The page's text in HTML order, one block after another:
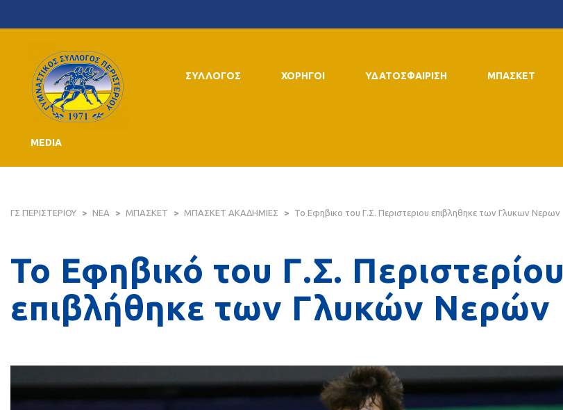
ΣΥΛΛΟΓΟΣ ΧΟΡΗΓΟΙ ΥΔΑΤΟΣΦΑΙΡΙΣΗ ΜΠΑΣΚΕΤ
MEDIA
ΓΣ ΠΕΡΙΣΤΕΡΙΟΥ > ΝΕΑ > ΜΠΑΣΚΕΤ > ΜΠΑΣΚΕΤ ΑΚΑΔΗΜΙΕΣ > Το Εφηβικο του Γ.Σ. Περιστεριου επιβληθηκε των Γλυκων Νερων
Το Εφηβικό του Γ.Σ. Περιστερίου
επιβλήθηκε των Γλυκών Νερών